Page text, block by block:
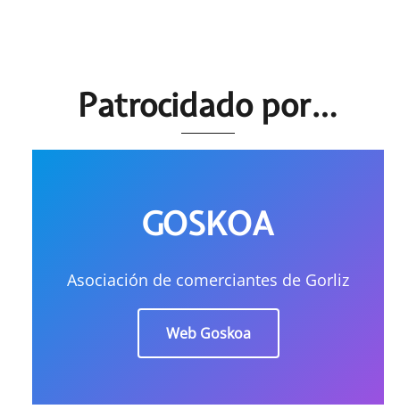
Patrocidado por…
GOSKOA
Asociación de comerciantes de Gorliz
Web Goskoa